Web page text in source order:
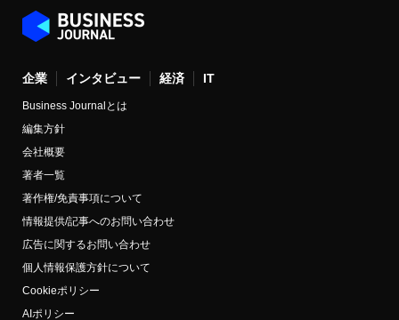
企業 インタビュー 経済 IT
Business Journalとは
編集方針
会社概要
著者一覧
著作権/免責事項について
情報提供/記事へのお問い合わせ
広告に関するお問い合わせ
個人情報保護方針について
Cookieポリシー
AIポリシー